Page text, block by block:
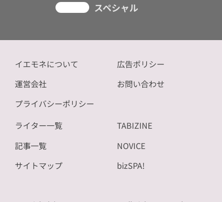
スペシャル
イエモネについて
運営会社
プライバシーポリシー
広告ポリシー
お問い合わせ
ライター一覧
記事一覧
サイトマップ
TABIZINE
NOVICE
bizSPA!